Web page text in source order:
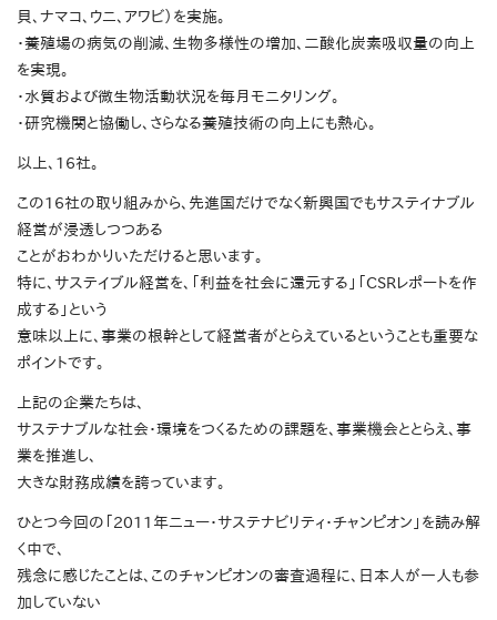
貝、ナマコ、ウニ、アワビ）を実施。
・養殖場の病気の削減、生物多様性の増加、二酸化炭素吸収量の向上
を実現。
・水質および微生物活動状況を毎月モニタリング。
・研究機関と協働し、さらなる養殖技術の向上にも熱心。
以上、16社。
この16社の取り組みから、先進国だけでなく新興国でもサステイナブル
経営が浸透しつつある
ことがおわかりいただけると思います。
特に、サステイブル経営を、「利益を社会に還元する」「CSRレポートを作
成する」という
意味以上に、事業の根幹として経営者がとらえているということも重要な
ポイントです。
上記の企業たちは、
サステナブルな社会・環境をつくるための課題を、事業機会ととらえ、事
業を推進し、
大きな財務成績を誇っています。
ひとつ今回の「2011年ニュー・サステナビリティ・チャンピオン」を読み解
く中で、
残念に感じたことは、このチャンピオンの審査過程に、日本人が一人も参
加していない